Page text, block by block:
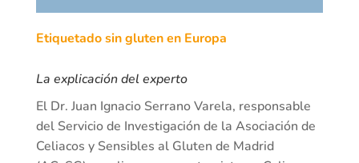
Etiquetado sin gluten en Europa
La explicación del experto
El Dr. Juan Ignacio Serrano Varela, responsable
del Servicio de Investigación de la Asociación de
Celiacos y Sensibles al Gluten de Madrid